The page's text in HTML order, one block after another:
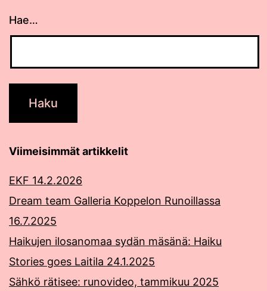
Hae…
Viimeisimmät artikkelit
EKF 14.2.2026
Dream team Galleria Koppelon Runoillassa
16.7.2025
Haikujen ilosanomaa sydän mäsänä: Haiku
Stories goes Laitila 24.1.2025
Sähkö rätisee: runovideo, tammikuu 2025